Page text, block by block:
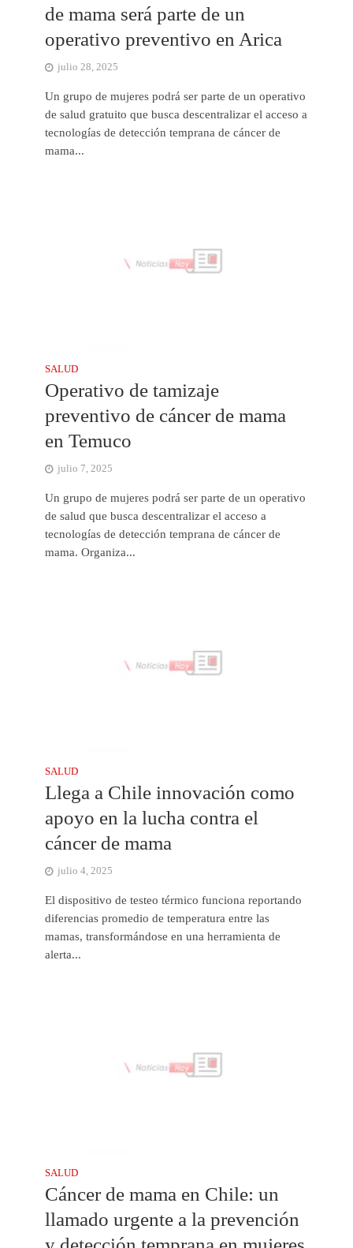
de mama será parte de un
operativo preventivo en Arica
julio 28, 2025
Un grupo de mujeres podrá ser parte de un operativo
de salud gratuito que busca descentralizar el acceso a
tecnologías de detección temprana de cáncer de
mama...
SALUD
Operativo de tamizaje
preventivo de cáncer de mama
en Temuco
julio 7, 2025
Un grupo de mujeres podrá ser parte de un operativo
de salud que busca descentralizar el acceso a
tecnologías de detección temprana de cáncer de
mama. Organiza...
SALUD
Llega a Chile innovación como
apoyo en la lucha contra el
cáncer de mama
julio 4, 2025
El dispositivo de testeo térmico funciona reportando
diferencias promedio de temperatura entre las
mamas, transformándose en una herramienta de
alerta...
SALUD
Cáncer de mama en Chile: un
llamado urgente a la prevención